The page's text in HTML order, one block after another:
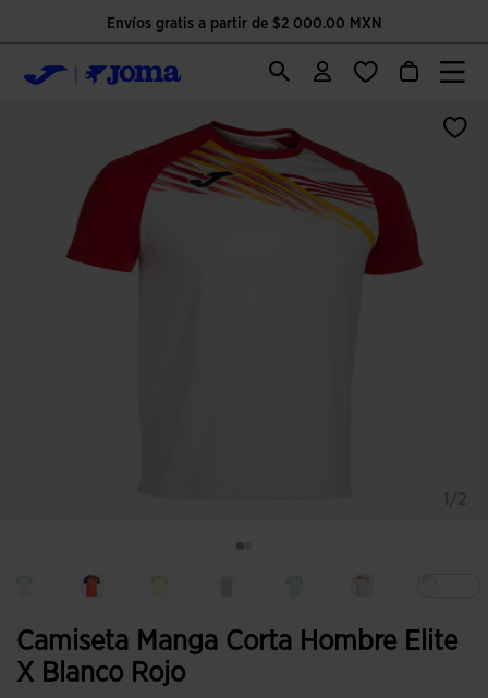
Envíos gratis a partir de $2 000.00 MXN
Camiseta Manga Corta Hombre Elite
X Blanco Rojo